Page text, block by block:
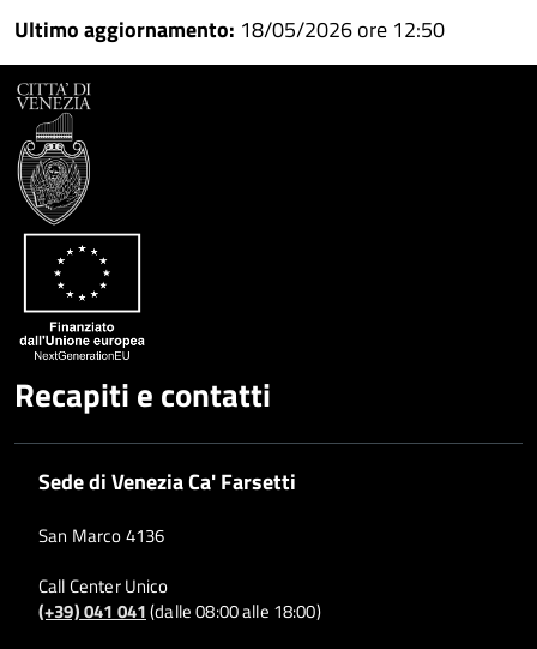
Ultimo aggiornamento: 18/05/2026 ore 12:50
Recapiti e contatti
Sede di Venezia Ca' Farsetti
San Marco 4136
Call Center Unico
(+39) 041 041(dalle 08:00 alle 18:00)